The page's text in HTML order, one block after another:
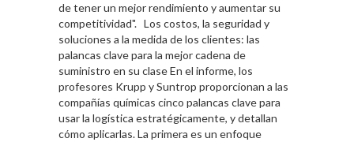
de tener un mejor rendimiento y aumentar su
competitividad". Los costos, la seguridad y
soluciones a la medida de los clientes: las
palancas clave para la mejor cadena de
suministro en su clase En el informe, los
profesores Krupp y Suntrop proporcionan a las
compañías químicas cinco palancas clave para
usar la logística estratégicamente, y detallan
cómo aplicarlas. La primera es un enfoque